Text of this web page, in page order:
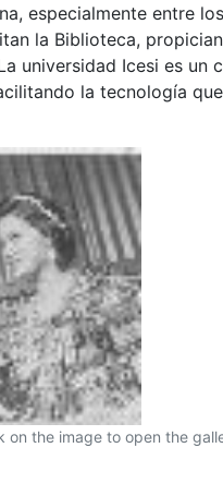
especialmente entre
la Biblioteca,
universidad Icesi es un
la tecnología
on the image to open the